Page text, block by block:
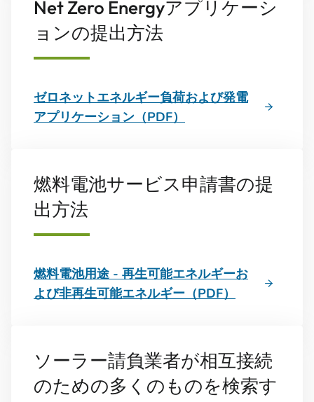
Net Zero Energyアプリケーシ
ョンの提出方法
ゼロネットエネルギー負荷および発電
アプリケーション（PDF）
燃料電池サービス申請書の提
出方法
燃料電池用途 - 再生可能エネルギーお
よび非再生可能エネルギー（PDF）
ソーラー請負業者が相互接続
のための多くのものを検索す